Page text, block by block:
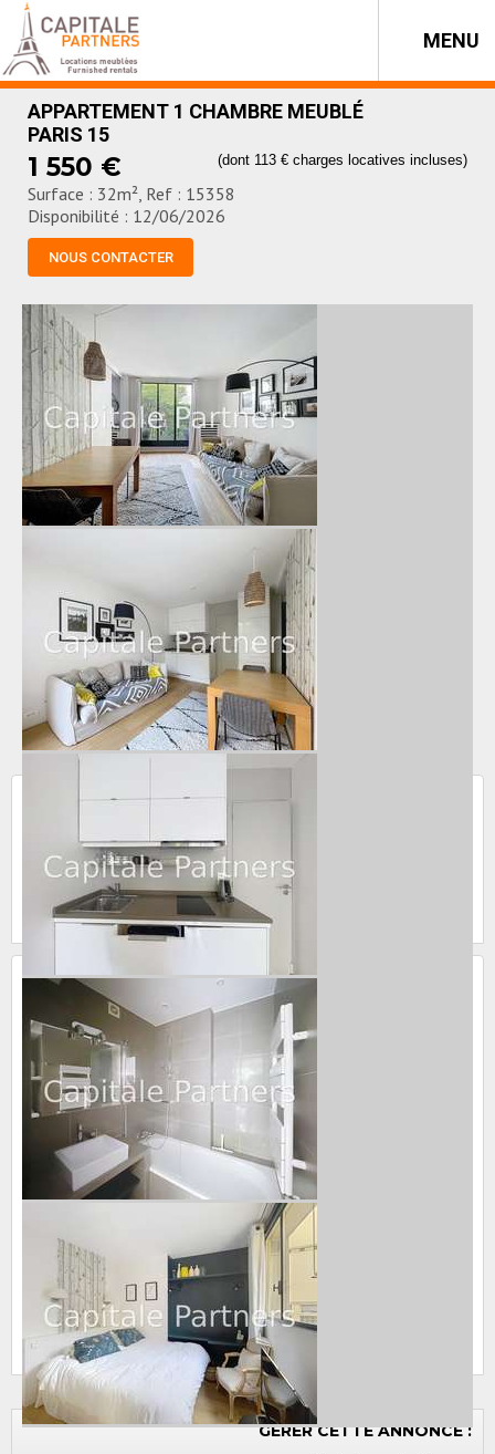
MENU
APPARTEMENT 1 CHAMBRE MEUBLÉ
PARIS 15
1 550 € (dont 113 € charges locatives incluses)
Surface : 32m², Ref : 15358
Disponibilité : 12/06/2026
NOUS CONTACTER
par mois charges locatives incluses
par mois de charges forfaitaires
Honoraires d'agence : 12 % du loyer annuel charges comprises +
TVA ( 20 %). Dans les cas pertinents, la loi ALUR s'applique (frais
d'agences réglementés à 15?/m² TTC).
Appartement meublé situé violet à Paris dans le 15e
arrondissement à proximité de la station Dupleix (L6). D'une
surface de 31m² environ, au 1er étage avec ascenseur, il
comporte :- Un séjour s'ouvrant sur un balcon sans vis-à-vis.
- Une cuisine ouverte équipée.- Une chambre séparée avec
coin bureau - Une salle de bain et un WC séparé. Le
chauffage et l'eau chaude sont collectifs.
Équipements
Ascenseur Digicode
Lave-vaiselle
Type de chauffage : collectif
Type de cuisine : américaine
NOUS CONTACTER
GERER CETTE ANNONCE :